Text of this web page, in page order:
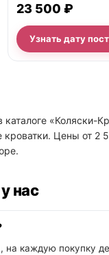
23 500 ₽
Узнать дату
«Коляски-
кроватки. Цены от
нас
каждую покупку